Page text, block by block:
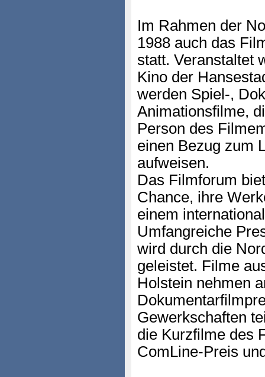
Im Rahmen der
1988 auch das
statt. Veranstaltet
Kino der
werden Spiel-,
Animationsfilme,
Person des
einen Bezug zum
aufweisen.
Das Filmforum
Chance, ihre
einem
Umfangreiche
wird durch die
geleistet. Filme
Holstein nehmen
Gewerkschaften
die Kurzfilme des
ComLine-Preis